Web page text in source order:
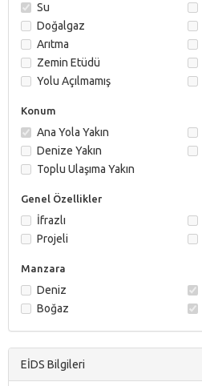
Su
Doğalgaz
Arıtma
Zemin Etüdü
Yolu Açılmamış
Konum
Ana Yola Yakın
Denize Yakın
Toplu Ulaşıma Yakın
Genel Özellikler
İfrazlı
Projeli
Manzara
Deniz
Boğaz
EİDS Bilgileri